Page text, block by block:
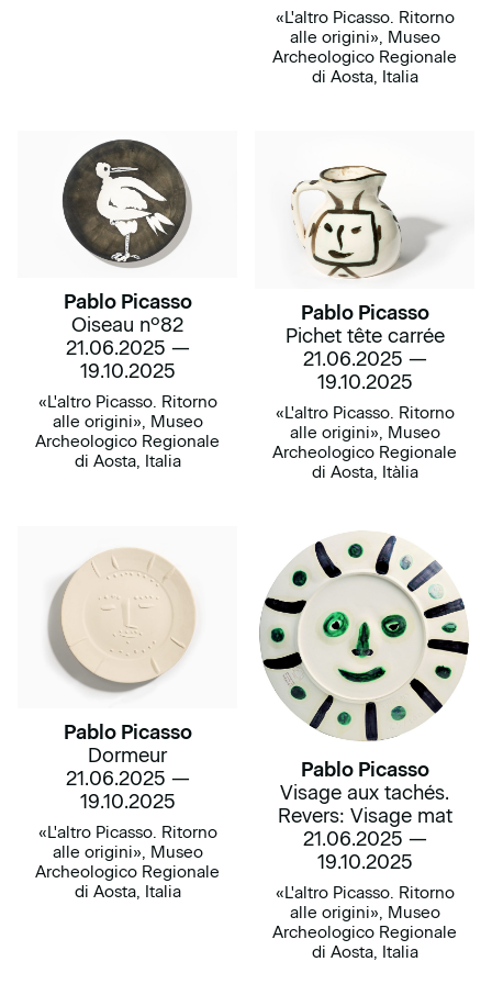
«L'altro Picasso. Ritorno
alle origini», Museo
Archeologico Regionale
di Aosta, Italia
Pablo Picasso
Oiseau nº82
21.06.2025 —
19.10.2025
«L'altro Picasso. Ritorno
alle origini», Museo
Archeologico Regionale
di Aosta, Italia
Pablo Picasso
Pichet tête carrée
21.06.2025 —
19.10.2025
«L'altro Picasso. Ritorno
alle origini», Museo
Archeologico Regionale
di Aosta, Itàlia
Pablo Picasso
Dormeur
21.06.2025 —
19.10.2025
«L'altro Picasso. Ritorno
alle origini», Museo
Archeologico Regionale
di Aosta, Italia
Pablo Picasso
Visage aux tachés.
Revers: Visage mat
21.06.2025 —
19.10.2025
«L'altro Picasso. Ritorno
alle origini», Museo
Archeologico Regionale
di Aosta, Italia